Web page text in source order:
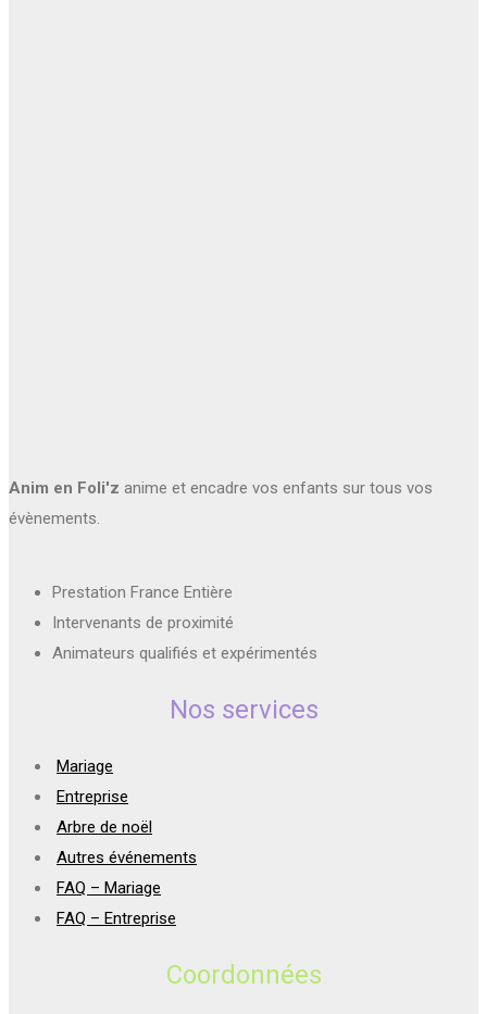
Anim en Foli'z anime et encadre vos enfants sur tous vos
évènements.
Prestation France Entière
Intervenants de proximité
Animateurs qualifiés et expérimentés
Nos services
Mariage
Entreprise
Arbre de noël
Autres événements
FAQ – Mariage
FAQ – Entreprise
Coordonnées